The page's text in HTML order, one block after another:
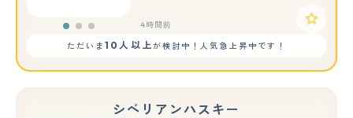
4時間前
ただいま10人以上が検討中！人気急上昇中です！
シベリアンハスキー